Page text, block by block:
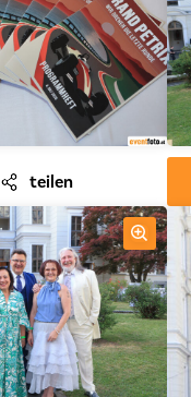
teilen